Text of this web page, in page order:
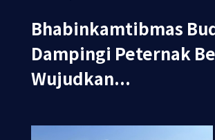
Bhabinkamtibmas
Dampingi Peternak
Wujudkan...